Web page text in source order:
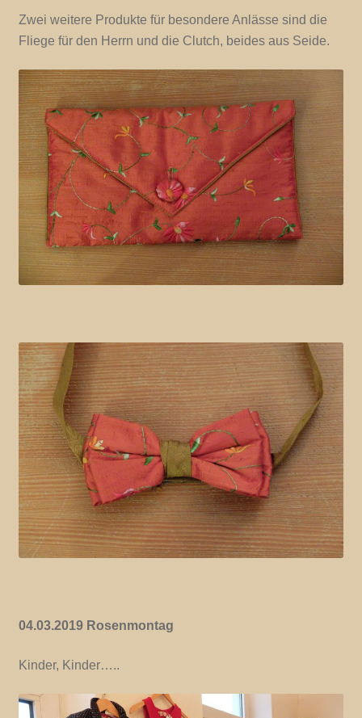
Zwei weitere Produkte für besondere Anlässe sind die
Fliege für den Herrn und die Clutch, beides aus Seide.
04.03.2019 Rosenmontag
Kinder, Kinder…..